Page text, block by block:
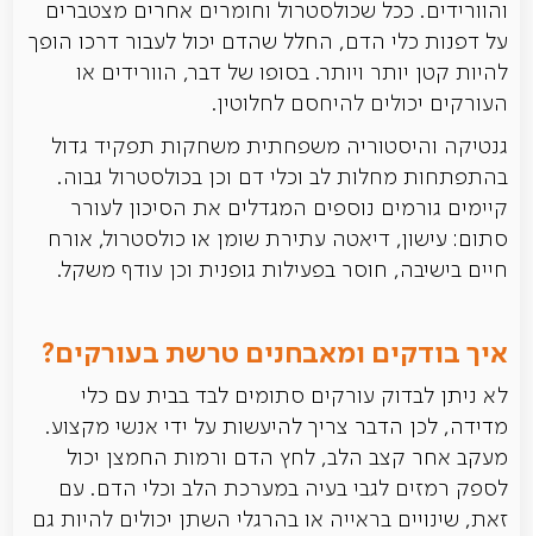
והוורידים. ככל שכולסטרול וחומרים אחרים מצטברים
על דפנות כלי הדם, החלל שהדם יכול לעבור דרכו הופך
להיות קטן יותר ויותר. בסופו של דבר, הוורידים או
העורקים יכולים להיחסם לחלוטין.
גנטיקה והיסטוריה משפחתית משחקות תפקיד גדול
בהתפתחות מחלות לב וכלי דם וכן בכולסטרול גבוה.
קיימים גורמים נוספים המגדלים את הסיכון לעורר
סתום: עישון, דיאטה עתירת שומן או כולסטרול, אורח
חיים בישיבה, חוסר בפעילות גופנית וכן עודף משקל.
איך בודקים ומאבחנים טרשת בעורקים?
לא ניתן לבדוק עורקים סתומים לבד בבית עם כלי
מדידה, לכן הדבר צריך להיעשות על ידי אנשי מקצוע.
מעקב אחר קצב הלב, לחץ הדם ורמות החמצן יכול
לספק רמזים לגבי בעיה במערכת הלב וכלי הדם. עם
זאת, שינויים בראייה או בהרגלי השתן יכולים להיות גם